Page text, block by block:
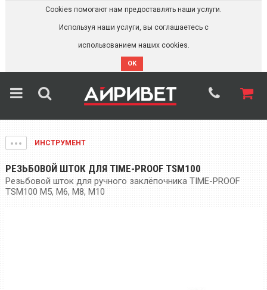
Cookies помогают нам предоставлять наши услуги.
Используя наши услуги, вы соглашаетесь с
использованием наших cookies.
OK
ИНСТРУМЕНТ
РЕЗЬБОВОЙ ШТОК ДЛЯ TIME-PROOF TSM100
Резьбовой шток для ручного заклёпочника TIME-PROOF
TSM100 M5, M6, M8, M10